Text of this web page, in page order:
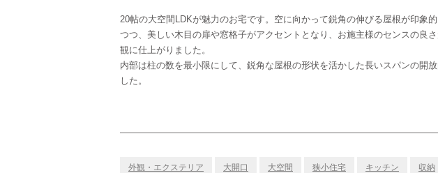
20帖の大空間LDKが魅力のお宅です。空に向かって鋭角の伸びる屋根が印象
つつ、美しい木目の扉や窓格子がアクセントとなり、お施主様のセンスの良
観に仕上がりました。
内部は柱の数を最小限にして、鋭角な屋根の形状を活かした長いスパンの開
した。
外観・エクステリア 大開口 大空間 狭小住宅 キッチン 収納